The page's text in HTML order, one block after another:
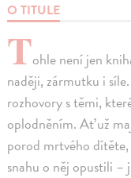
O TITULE
Tohle není jen
naději, zármutku i
rozhovory s těmi,
oplodněním. Ať už
porod mrtvého
snahu o něj opustili –